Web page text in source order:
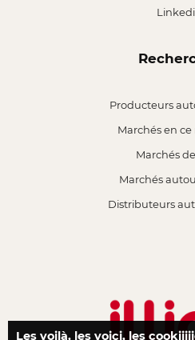
Producteurs
Marchés en
Marchés
Marchés
Distributeurs
Les voilà, les voici, les